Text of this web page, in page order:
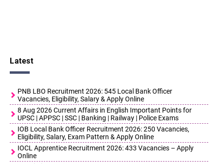
Latest
PNB LBO Recruitment 2026: 545 Local Bank Officer
Vacancies, Eligibility, Salary & Apply Online
8 Aug 2026 Current Affairs in English Important Points for
UPSC | APPSC | SSC | Banking | Railway | Police Exams
IOB Local Bank Officer Recruitment 2026: 250 Vacancies,
Eligibility, Salary, Exam Pattern & Apply Online
IOCL Apprentice Recruitment 2026: 433 Vacancies – Apply
Online